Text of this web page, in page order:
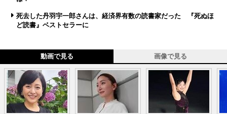
死去した丹羽宇一郎さんは、経済界有数の読書家だった 『死ぬほ
ど読書』ベストセラーに
動画で見る 画像で見る